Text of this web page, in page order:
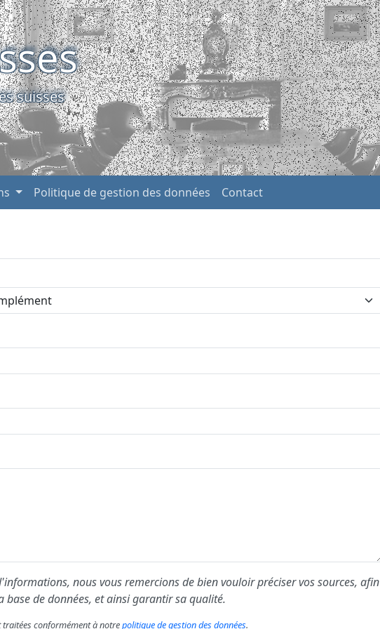
suisses
Politique de gestion des données Contact
nous vous remercions de bien vouloir préciser vos sources, afin
de données, et ainsi garantir sa qualité.
conformément à notrepolitique de gestion des données.